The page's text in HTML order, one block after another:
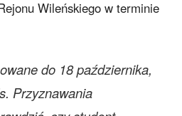
Wileńskiego w terminie
do 18 października,
Przyznawania